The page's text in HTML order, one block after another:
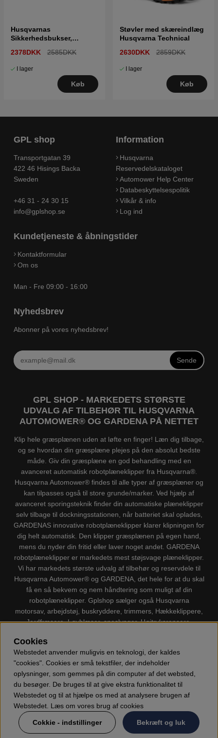
Husqvarnas
Sikkerhedsbukser,
2378DKK 2585DKK
I lager
Køb
Støvler med skæreindlæg
Husqvarna Technical
2630DKK
2859DKK
I lager
Køb
GPL shop
Transportgatan 39
422 46 Hisings Backa
Sweden
+46 31 - 24 30 15
info@gplshop.se
Information
Husqvarna
Reservedelskataloget
Automower Help Center
Databeskyttelsespolitik
Vilkår & info
Log ind
Kundetjeneste & åbningstider
Kontaktformular
Om os
Man - Fre 09:00 - 16:00
Nyhedsbrev
Abonner på vores nyhedsbrev!
Sende
GPL SHOP - MARKEDETS STØRSTE
UDVALG AF TILBEHØR TIL HUSQVARNA
AUTOMOWER® OG GARDENA PÅ NETTET
Klip hele græsplænen uden at løfte en finger! Læn dig tilbage,
og se hvordan din græsplæne plejes på den absolut bedste
måde. Giv din græsplæne en god behandling med en
avanceret automatisk robotplæneklipper fra Husqvarna®.
Husqvarna Automower® findes til alle typer af græsplæner og
kan tilpasses også til store grunde/marker. Ved hjælp af
avanceret sporingsteknik finder din automatiske plæneklipper
selv tilbage til dockningsstationen, når batteriet skal oplades,
GARDENAS innovative robotplæneklipper klarer klipningen for
dig helt automatisk. Den klipper græsplænen på egen hand,
mens du nyder din fritid eller laver noget andet. GARDENA
robotplæneklipper er markedets mest støjsvage plæneklipper.
Vi har markedets største udvalg af tilbehør og reservdele til
Husqvarna Automower® og GARDENA, det hele for at du skal
få en så bekvem og nem håndtering som muligt af din
robotplæneklipper. Gplshop sælger også Husqvarna
motorsav, arbejdstøj, buskryddere, trimmers, Hækkeklippere,
Jordfræsere, Løvblæser, sneslynger, Højtryksrensere,
Cookies
Webstedet anvender muligvis en teknologi, der kaldes
"cookies". Cookies er små tekstfiler, der indeholder
oplysninger, som gemmes på din computer af det websted,
du besøger. De bruges til at give ekstra funktionalitet til
Webstedet og til at hjælpe os med at analysere brugen af
Webstedet. Læs om vores brug af cookies
Cokkie - indstillinger Bekræft og luk